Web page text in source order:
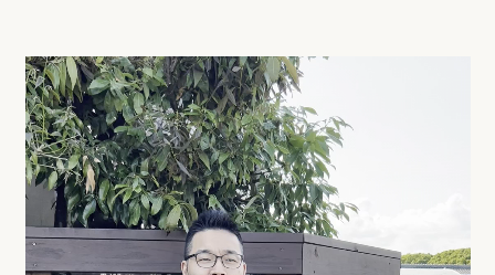
動
画
プ
レ
ー
ヤ
ー